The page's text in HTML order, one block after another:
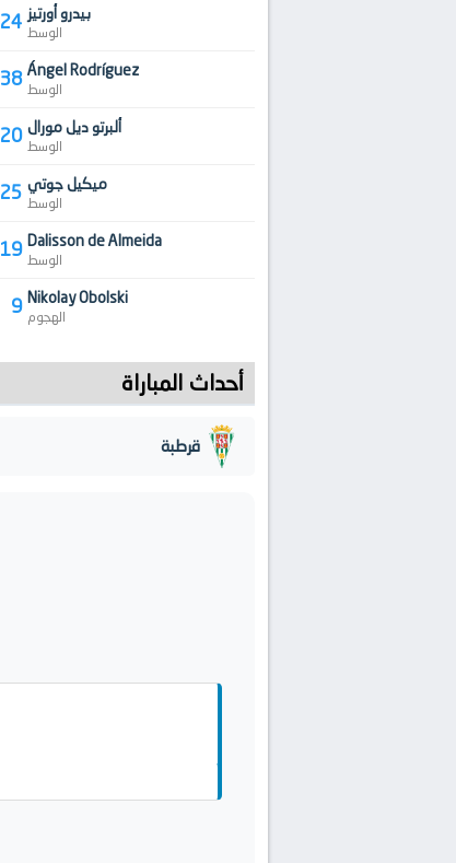
24 بيدرو أورتيز
الوسط
38 Ángel Rodríguez
الوسط
20 ألبرتو ديل مورال
الوسط
25 ميكيل جوتي
الوسط
19 Dalisson de Almeida
الوسط
9 Nikolay Obolski
الهجوم
أحداث المباراة
قرطبة